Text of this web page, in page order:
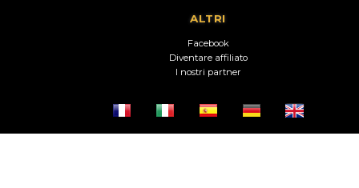
ALTRI
Facebook
Diventare affiliato
I nostri partner